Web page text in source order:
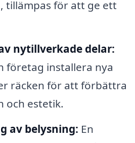
tillämpas för att ge ett
nytillverkade delar:
företag installera nya
räcken för att förbättra
och estetik.
av belysning: En